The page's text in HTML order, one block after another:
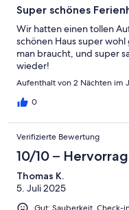
Super schönes
Wir hatten einen tollen
schönen Haus super
man braucht, und super
wieder!
Aufenthalt von 2 Nächten im
0
Verifizierte Bewertung
10/10 –
Thomas K.
5. Juli 2025